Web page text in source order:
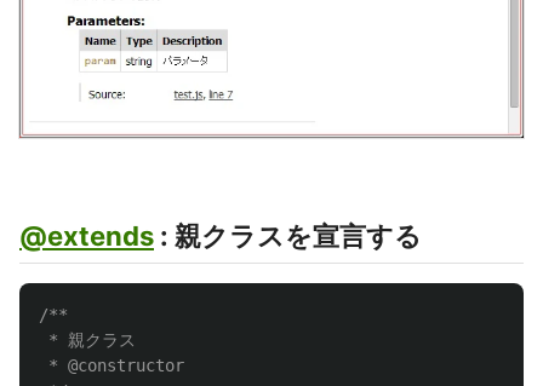
@extends : 親クラスを宣言する
/**
* 親クラス
* @constructor